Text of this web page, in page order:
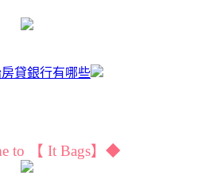
貸銀行有哪些
to 【 It Bags】◆